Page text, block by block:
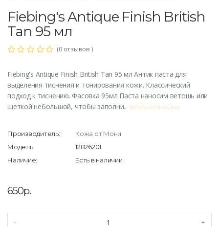
Fiebing's Antique Finish British
Tan 95 мл
(0 отзывов )
Fiebing's Antique Finish British Tan 95 мл Антик паста для
выделения тиснения и тонирования кожи. Классический
подход к тиснению. Фасовка 95мл Паста наносим ветошь или
щеткой небольшой, чтобы заполни.. Читать полностью
Производитель:
Кожа от Мони
Модель:
12826201
Наличие:
Есть в наличии
650р.
- +